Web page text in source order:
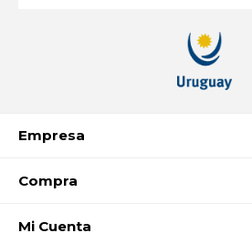
Empresa
Compra
Mi Cuenta